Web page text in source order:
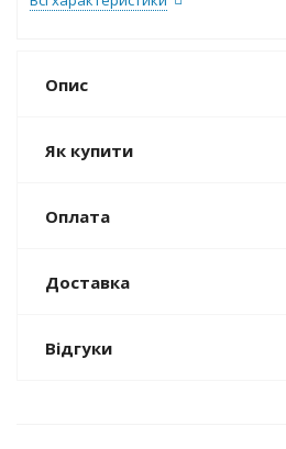
Опис
Як купити
Оплата
Доставка
Відгуки